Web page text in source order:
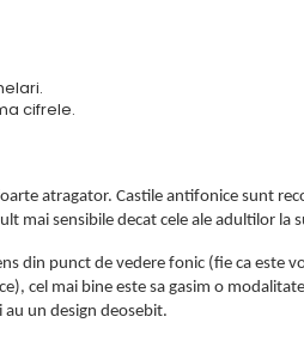
cifrele.
atragator. Castile antifonice sunt
mai sensibile decat cele ale adultilor la
din punct de vedere fonic (fie ca este
cel mai bine este sa gasim o
un design deosebit.